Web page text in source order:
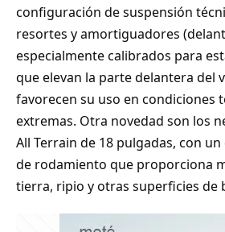
configuración de suspensión
resortes y amortiguadores
especialmente calibrados para
que elevan la parte delantera del
favorecen su uso en condiciones
extremas. Otra novedad son los
All Terrain de 18 pulgadas, con
de rodamiento que proporciona
tierra, ripio y otras superficies de